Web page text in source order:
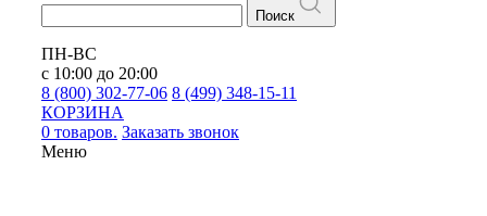
Поиск
ПН-ВС
с 10:00 до 20:00
8 (800) 302-77-06 8 (499) 348-15-11
КОРЗИНА
0 товаров. Заказать звонок
Меню